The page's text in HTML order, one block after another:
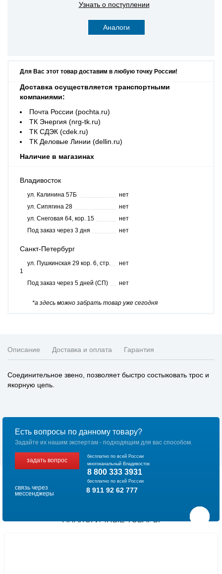
Узнать о поступлении
Аналоги
Для Вас этот товар доставим в любую точку России!
Доставка осуществляется транспортными
компаниями:
Почта России (pochta.ru)
ТК Энергия (nrg-tk.ru)
ТК СДЭК (cdek.ru)
ТК Деловые Линии (dellin.ru)
Наличие в магазинах
Владивосток
ул. Калинина 57Б
нет
ул. Сипягина 28
нет
ул. Снеговая 64, кор. 15
нет
Под заказ через 3 дня
нет
Санкт-Петербург
ул. Пушкинская 29 кор. 6, стр.
1
нет
Под заказ через 5 дней (СП) нет
*а здесь можно забрать товар уже сегодня
Описание Доставка и оплата Гарантия
Соединительное звено, позволяет быстро состыковать трос и
якорную цепь.
Есть вопросы по данному товару?
Задайте их нашим экспертам - подходящим для вас способом.
задать вопрос
бесплатно по всей России
многоканальный Владивосток
8 800 333 3931
бесплатно по всей России
связь через
мессенджеры
8 911 92 62 777
АНАЛОГИЧНЫЕ ТОВАРЫ